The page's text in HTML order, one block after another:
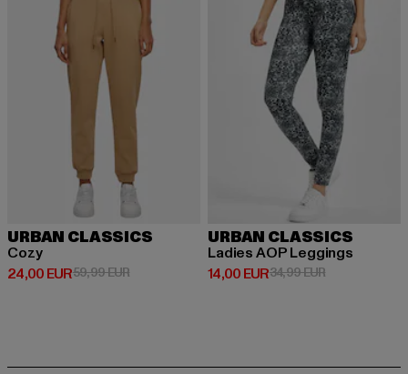
URBAN CLASSICS
Cozy
24,00 EUR
Derzeitiger Preis: 24,00 EUR
59,99 EURAktionspreis: 59,99 EUR
URBAN CLASSICS
Ladies AOP Leggings
14,00 EUR
Derzeitiger Preis: 14,00 EUR
34,99 EURAktionspreis: